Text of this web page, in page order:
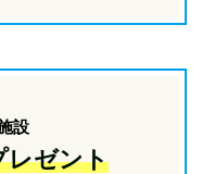
設
レゼント